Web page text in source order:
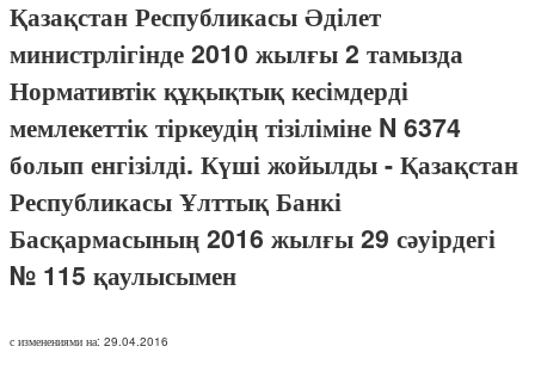
Қазақстан Республикасы Әділет
министрлігінде 2010 жылғы 2 тамызда
Нормативтік құқықтық кесімдерді
мемлекеттік тіркеудің тізіліміне N 6374
болып енгізілді. Күші жойылды - Қазақстан
Республикасы Ұлттық Банкі
Басқармасының 2016 жылғы 29 сәуірдегі
№ 115 қаулысымен
с изменениями на: 29.04.2016